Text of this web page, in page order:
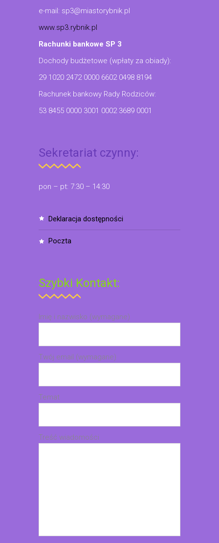
e-mail: sp3@miastorybnik.pl
www.sp3.rybnik.pl
Rachunki bankowe SP 3
Dochody budżetowe (wpłaty za obiady):
29 1020 2472 0000 6602 0498 8194
Rachunek bankowy Rady Rodziców:
53 8455 0000 3001 0002 3689 0001
Sekretariat czynny:
pon – pt: 7:30 – 14:30
deklaracja dostępności
poczta
Szybki Kontakt:
Imię i nazwisko (wymagane)
Twój email (wymagane)
Temat
Treść wiadomości